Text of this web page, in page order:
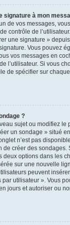
signature à mon
de vos messages,
contrôle de
une signature »
Vous pouvez
vos messages en
l’utilisateur. Si vous
de spécifier sur
?
sujet ou modifiez le
un sondage » situé
n’est pas
de créer des sondages.
deux options dans les
sur une nouvelle
peuvent
utilisateur ». Vous
jours et autoriser ou